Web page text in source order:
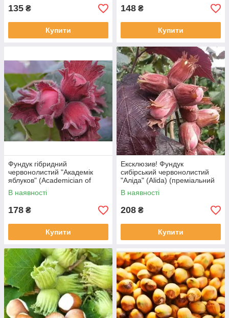
135 ₴
Купити
148 ₴
Купити
Фундук гібридний
червонолистий "Академік
яблуков" (Academician of
Apples) (преміальний,
морозостійкий сорт)
В наявності
178 ₴
Купити
Ексклюзив! Фундук
сибірський червонолистий
"Аліда" (Alida) (преміальний
сорт)
В наявності
208 ₴
Купити